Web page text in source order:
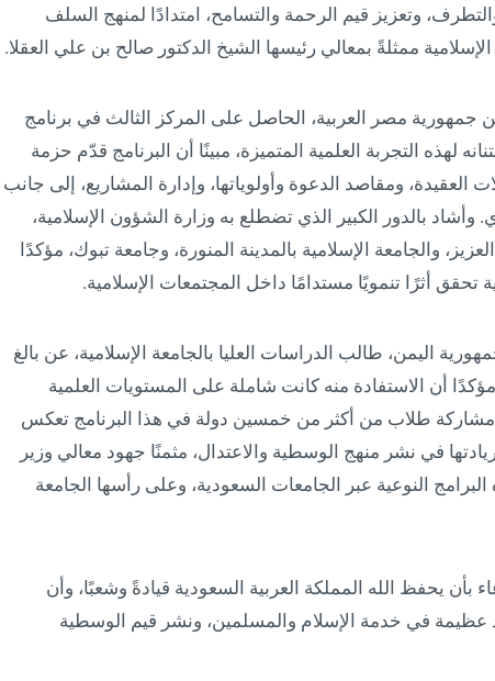
والتطرف، وتعزيز قيم الرحمة والتسامح، امتدادًا لمنهج السلف
ممثلةً بمعالي رئيسها الشيخ الدكتور صالح بن علي العقلا.
مصر العربية، الحاصل على المركز الثالث في برنامج
لهذه التجربة العلمية المتميزة، مبينًا أن البرنامج قدّم حزمة
ومقاصد الدعوة وأولوياتها، وإدارة المشاريع، إلى جانب
بالدور الكبير الذي تضطلع به وزارة الشؤون الإسلامية،
والجامعة الإسلامية بالمدينة المنورة، وجامعة تبوك، مؤكدًا
تحقق أثرًا تنمويًا مستدامًا داخل المجتمعات الإسلامية.
اليمن، طالب الدراسات العليا بالجامعة الإسلامية، عن بالغ
مؤكدًا أن الاستفادة منه كانت شاملة على المستويات العلمية
أن مشاركة طلاب من أكثر من خمسين دولة في هذا البرنامج تعكس
في نشر منهج الوسطية والاعتدال، مثمنًا جهود معالي وزير
النوعية عبر الجامعات السعودية، وعلى رأسها الجامعة
بأن يحفظ الله المملكة العربية السعودية قيادةً وشعبًا، وأن
عظيمة في خدمة الإسلام والمسلمين، ونشر قيم الوسطية